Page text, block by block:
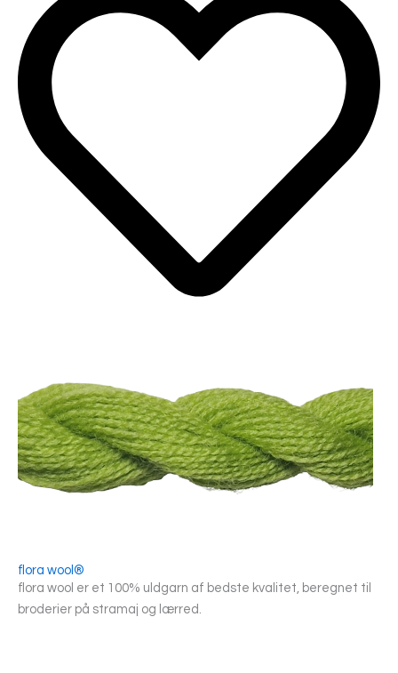
flora wool®
flora wool er et 100% uldgarn af bedste kvalitet, beregnet til
broderier på stramaj og lærred.